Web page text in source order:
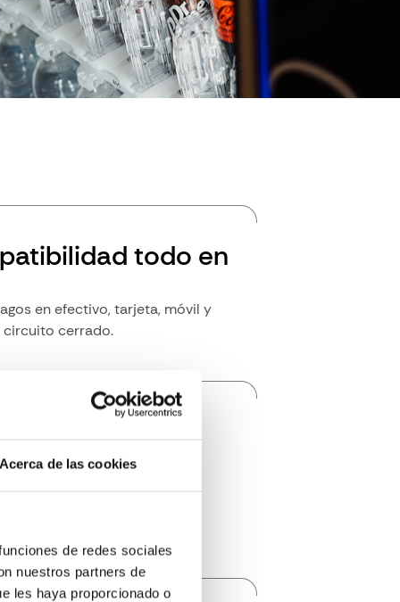
Acerca de las cookies
de redes sociales
nuestros partners de
les haya proporcionado o
todo en
en efectivo, tarjeta, móvil y
circuito cerrado.
en
real